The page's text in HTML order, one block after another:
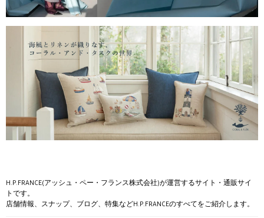
H.P.FRANCE(アッシュ・ペー・フランス株式会社)が運営するサイト・通販サイ
トです。
店舗情報、スナップ、ブログ、特集などH.P.FRANCEのすべてをご紹介します。